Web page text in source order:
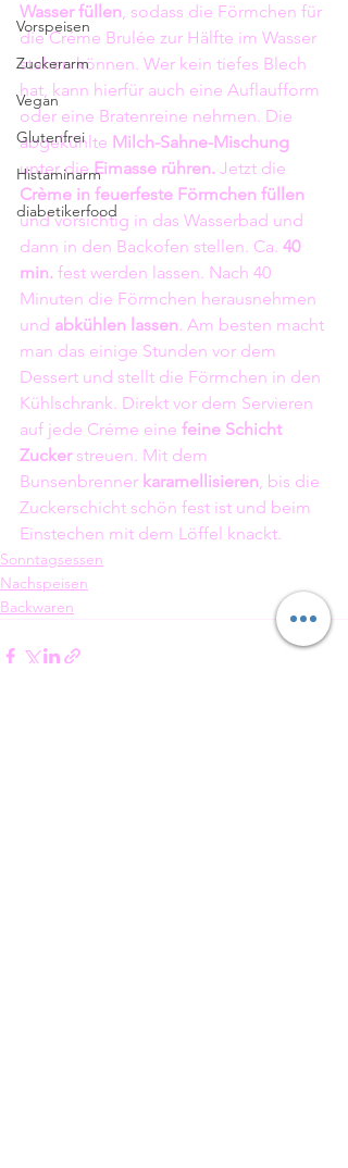
Vorspeisen
Zuckerarm
Vegan
Glutenfrei
Histaminarm
diabetikerfood
Wasser füllen, sodass die Förmchen für
die Créme Brulée zur Hälfte im Wasser
stehen können. Wer kein tiefes Blech
hat, kann hierfür auch eine Auflaufform
oder eine Bratenreine nehmen. Die
abgekühlte Milch-Sahne-Mischung
unter die Eimasse rühren. Jetzt die
Crème in feuerfeste Förmchen füllen
und vorsichtig in das Wasserbad und
dann in den Backofen stellen. Ca. 40
min. fest werden lassen. Nach 40
Minuten die Förmchen herausnehmen
und abkühlen lassen. Am besten macht
man das einige Stunden vor dem
Dessert und stellt die Förmchen in den
Kühlschrank. Direkt vor dem Servieren
auf jede Créme eine feine Schicht
Zucker streuen. Mit dem
Bunsenbrenner karamellisieren, bis die
Zuckerschicht schön fest ist und beim
Einstechen mit dem Löffel knackt.
Sonntagsessen
Nachspeisen
Backwaren